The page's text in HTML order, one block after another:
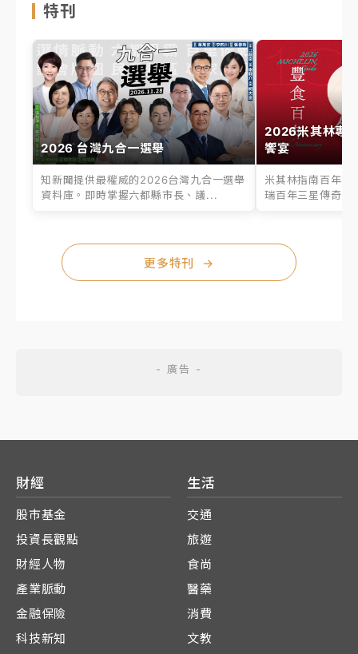
特刊
2026 台灣九合一選舉
知新聞提供最權威的2026台灣九合一選舉
資料庫。即時掌握六都縣市長、議...
2026米其林專
饗宴
米其林指南百年之
瑞百年三星傳奇、
更多特刊 →
財經
股市基金
投資長觀點
財經人物
產業脈動
金融保險
科技新知
生活
交通
旅遊
食尚
醫藥
消費
文教